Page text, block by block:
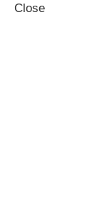
Close